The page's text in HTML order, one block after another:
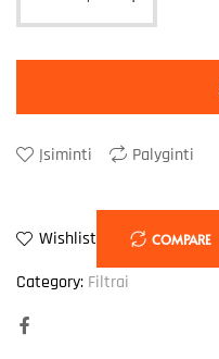
Įsiminti Palyginti
Wishlist COMPARE
Category: Filtrai